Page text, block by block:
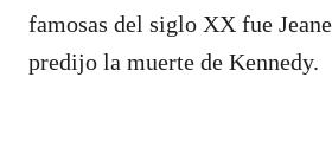
famosas del siglo XX fue
predijo la muerte de Kennedy.